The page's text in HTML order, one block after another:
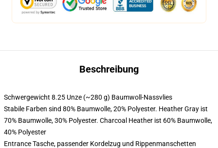
Beschreibung
Schwergewicht 8.25 Unze (~280 g) Baumwoll-Nassvlies
Stabile Farben sind 80% Baumwolle, 20% Polyester. Heather Gray ist
70% Baumwolle, 30% Polyester. Charcoal Heather ist 60% Baumwolle,
40% Polyester
Entrance Tasche, passender Kordelzug und Rippenmanschetten